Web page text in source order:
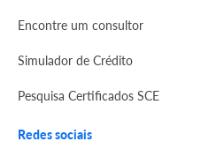
Encontre um consultor
Simulador de Crédito
Pesquisa Certificados SCE
Redes sociais